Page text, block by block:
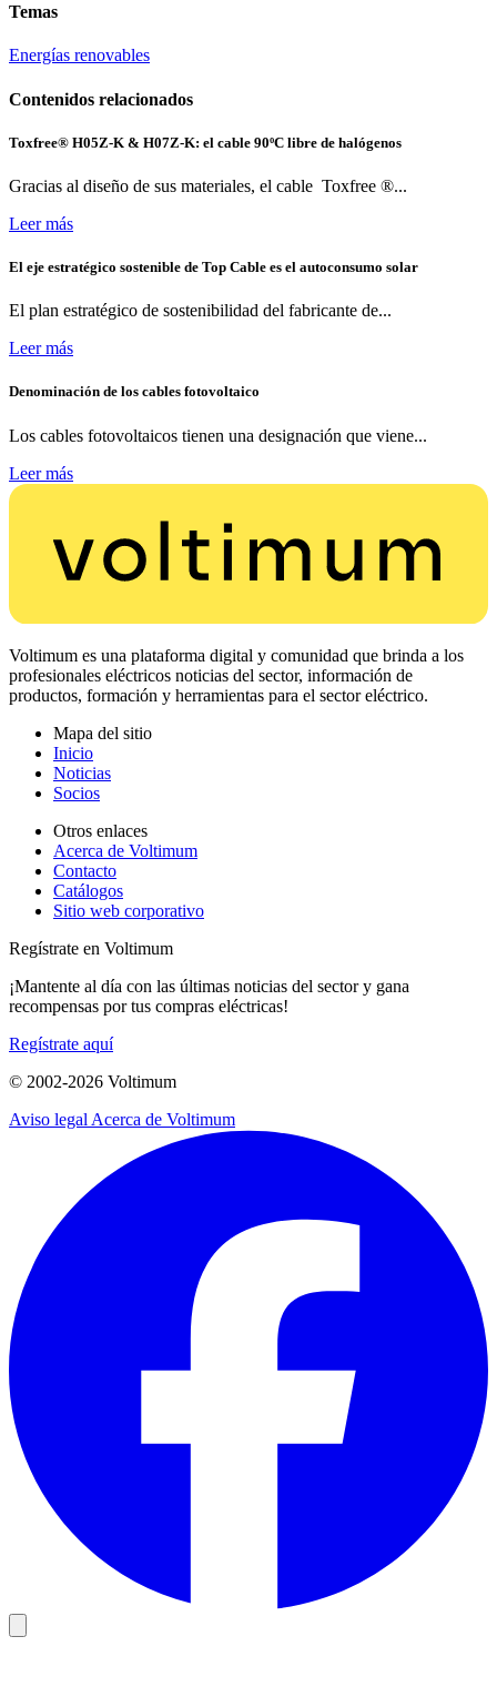
Temas
Energías renovables
Contenidos relacionados
Toxfree® H05Z-K & H07Z-K: el cable 90ºC libre de halógenos
Gracias al diseño de sus materiales, el cable Toxfree ®...
Leer más
El eje estratégico sostenible de Top Cable es el autoconsumo solar
El plan estratégico de sostenibilidad del fabricante de...
Leer más
Denominación de los cables fotovoltaico
Los cables fotovoltaicos tienen una designación que viene...
Leer más
Voltimum es una plataforma digital y comunidad que brinda a los
profesionales eléctricos noticias del sector, información de
productos, formación y herramientas para el sector eléctrico.
Mapa del sitio
Inicio
Noticias
Socios
Otros enlaces
Acerca de Voltimum
Contacto
Catálogos
Sitio web corporativo
Regístrate en Voltimum
¡Mantente al día con las últimas noticias del sector y gana
recompensas por tus compras eléctricas!
Regístrate aquí
© 2002-2026 Voltimum
Aviso legal Acerca de Voltimum